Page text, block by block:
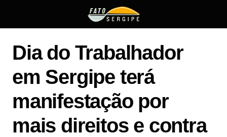
Dia do Trabalhador
em Sergipe terá
manifestação por
mais direitos e contra